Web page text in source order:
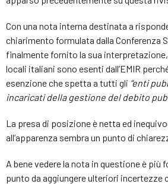
Con una nota interna destinata a
chiarimento formulata dalla Conferenza
finalmente fornito la sua
locali italiani sono esenti dall’EMIR
esenzione che spetta a tutti gli “enti
incaricati della gestione del debito
La presa di posizione è netta ed
all’apparenza sembra un punto di
A bene vedere la nota in questione è più
punto da aggiungere ulteriori incertezze